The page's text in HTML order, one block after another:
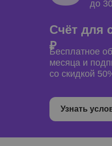
Счёт для
₽
Узнать
Бесплатное
месяца и
со скидкой
до